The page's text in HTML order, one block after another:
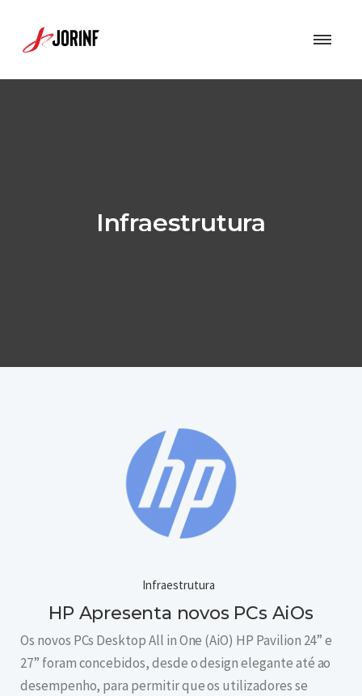
Infraestrutura
Infraestrutura
HP Apresenta novos PCs AiOs
Os novos PCs Desktop All in One (AiO) HP Pavilion 24” e
27” foram concebidos, desde o design elegante até ao
desempenho, para permitir que os utilizadores se